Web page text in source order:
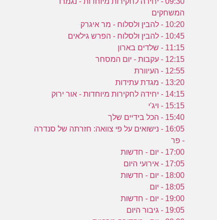
המשחקים
10:20 - להבין ולסלוח - מר איגרק
10:45 - להבין ולסלוח - הפרש גילאים
11:15 - שלדים בארון
12:15 - עקבות - יום המסחר
12:55 - העיוורת
13:20 - מגדת עתידות
14:15 - יחידה לחקירות מיוחדות - אור ירוק
15:15 - ויג'י
15:40 - הכל בידיים שלך
16:05 - נישואים על פי צוואה: חזרתה של סנדרה
- פר
17:00 - יום - חדשות
17:05 - אירועי היום
18:00 - יום - חדשות
18:05 - יום
19:00 - יום - חדשות
19:05 - גיבור היום